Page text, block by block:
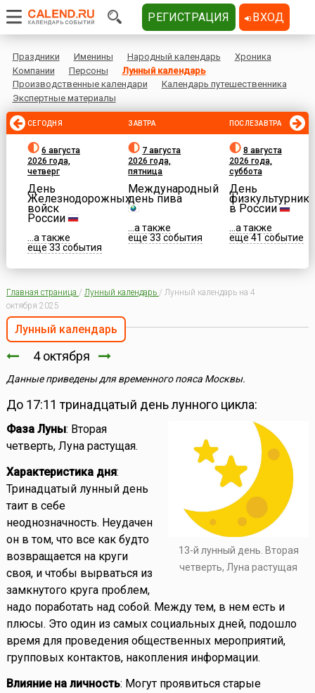
Праздники Именины Народный календарь
Хроника
Компании
Персоны
Лунный календарь
Производственные календари
Календарь путешественника
Экспертные материалы
СЕГОДНЯ
6 августа
2026 года,
четверг
День
Железнодорожных
войск
России
...а также
еще 33 события
ЗАВТРА
7 августа
2026 года,
пятница
Международный
день пива
...а также
еще 33 события
ПОСЛЕЗАВТРА
8 августа
2026 года,
суббота
День
физкультурника
в России
...а также
еще 41 событие
Главная страница / Лунный календарь / Лунный календарь на 4
октября 2025
Лунный календарь
4 октября
Данные приведены для временного пояса Москвы.
До 17:11 тринадцатый день лунного цикла:
13-й лунный день. Вторая
четверть, Луна растущая
Фаза Луны: Вторая
четверть, Луна растущая.
Характеристика дня:
Тринадцатый лунный день
таит в себе
неоднозначность. Неудачен
он в том, что все как будто
возвращается на круги
своя, и чтобы вырваться из
замкнутого круга проблем,
надо поработать над собой. Между тем, в нем есть и
плюсы. Это один из самых социальных дней, подошло
время для проведения общественных мероприятий,
групповых контактов, накопления информации.
Влияние на личность: Могут проявиться старые
РЕГИСТРАЦИЯ ВХОД